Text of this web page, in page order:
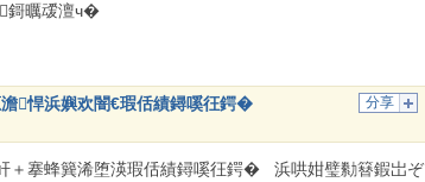
鎶曞叆澶ч�
分享
悍浜嬩欢闇€瑕佸績鐞嗘彺鍔�
＋搴蜂簨浠堕渶瑕佸績鐞嗘彺鍔� 浜哄姏璧勬簮鍜岀ぞ